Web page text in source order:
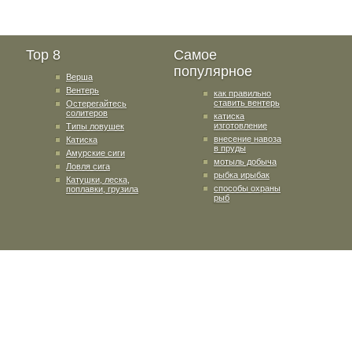
Top 8
Верша
Вентерь
Остерегайтесь
солитеров
Типы ловушек
Катиска
Амурские сиги
Ловля сига
Катушки, леска,
поплавки, грузила
Самое
популярное
как правильно
ставить вентерь
катиска
изготовление
внесение навоза
в пруды
мотыль добыча
рыбка ирыбак
способы охраны
рыб